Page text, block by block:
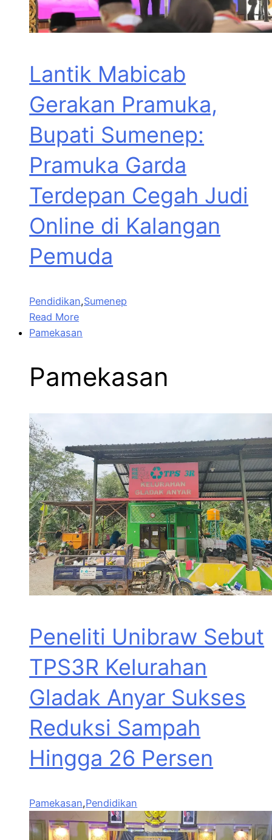
Lantik Mabicab
Gerakan Pramuka,
Bupati Sumenep:
Pramuka Garda
Terdepan Cegah Judi
Online di Kalangan
Pemuda
Pendidikan,Sumenep
Read More
Pamekasan
Pamekasan
Peneliti Unibraw Sebut
TPS3R Kelurahan
Gladak Anyar Sukses
Reduksi Sampah
Hingga 26 Persen
Pamekasan,Pendidikan